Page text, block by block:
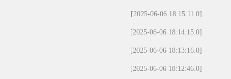
[2025-06-06 18:15:11.0]
[2025-06-06 18:14:15.0]
[2025-06-06 18:13:16.0]
[2025-06-06 18:12:46.0]